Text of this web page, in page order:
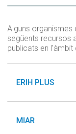
Alguns
següents recursos
publicats en l'àmbit
ERIH PLUS
MIAR